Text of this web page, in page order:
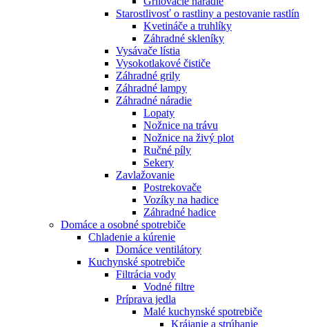
Starostlivosť o rastliny a pestovanie rastlín
Kvetináče a truhlíky
Záhradné skleníky
Vysávače lístia
Vysokotlakové čističe
Záhradné grily
Záhradné lampy
Záhradné náradie
Lopaty
Nožnice na trávu
Nožnice na živý plot
Ručné píly
Sekery
Zavlažovanie
Postrekovače
Vozíky na hadice
Záhradné hadice
Domáce a osobné spotrebiče
Chladenie a kúrenie
Domáce ventilátory
Kuchynské spotrebiče
Filtrácia vody
Vodné filtre
Príprava jedla
Malé kuchynské spotrebiče
Krájanie a strúhanie